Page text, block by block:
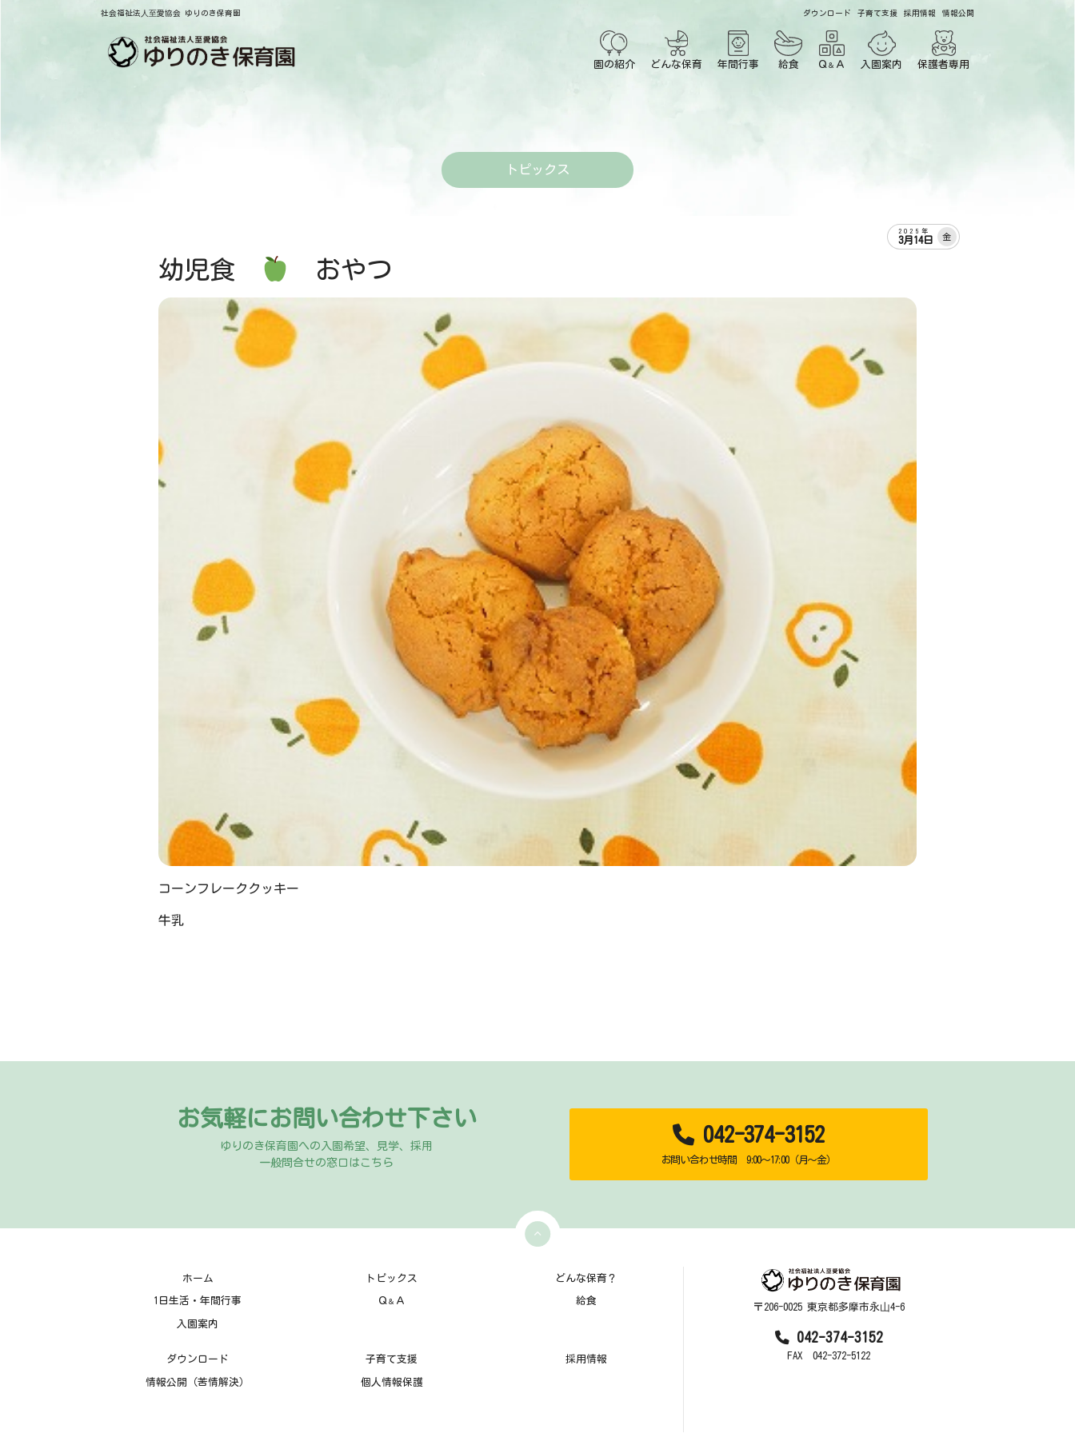
社会福祉法⼈⾄愛協会 ゆりのき保育園 ダウンロード 子育て支援 採用情報 情報公開
園の紹介 どんな保育 年間行事 給食 Ｑ ＆ Ａ 入園案内 保護者専用
トピックス
2025年
3月14日 金
幼児食 おやつ
コーンフレーククッキー
牛乳
お気軽にお問い合わせ下さい
ゆりのき保育園への入園希望、見学、採用
一般問合せの窓口はこちら
042-374-3152
お問い合わせ時間 9:00～17:00（月～金）
ホーム トピックス どんな保育？
1日生活・年間行事 Ｑ ＆ Ａ 給食
入園案内
ダウンロード 子育て支援 採用情報
情報公開（苦情解決） 個人情報保護
〒206-0025 東京都多摩市永⼭4-6
042-374-3152
FAX 042-372-5122